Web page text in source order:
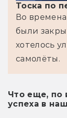
Тоска по
Во
были
хотелось
самолёты.
Что еще, по
успеха в